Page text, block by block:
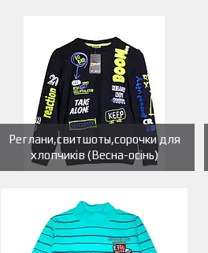
Реглани,свитшоты,сорочки для
хлопчиків (Весна-осінь)